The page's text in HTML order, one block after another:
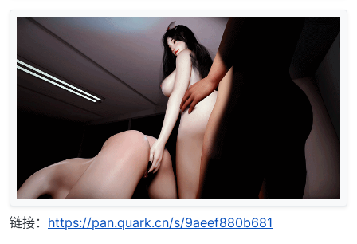
链接： https://pan.quark.cn/s/9aeef880b681